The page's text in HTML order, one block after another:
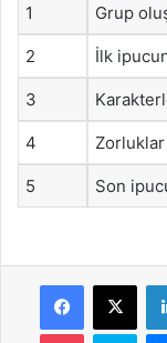
1 Grup
2 İlk
3
4 Zorluklar
5 Son
Facebook
X
Pocket